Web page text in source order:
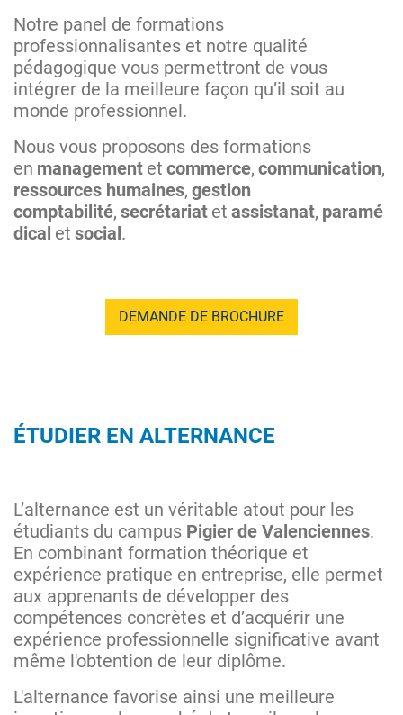
Notre panel de formations
professionnalisantes et notre qualité
pédagogique vous permettront de vous
intégrer de la meilleure façon qu’il soit au
monde professionnel.
Nous vous proposons des formations
en management et commerce, communication,
ressources humaines, gestion
comptabilité, secrétariat et assistanat, paramé
dical et social.
DEMANDE DE BROCHURE
ÉTUDIER EN ALTERNANCE
L’alternance est un véritable atout pour les
étudiants du campus Pigier de Valenciennes.
En combinant formation théorique et
expérience pratique en entreprise, elle permet
aux apprenants de développer des
compétences concrètes et d’acquérir une
expérience professionnelle significative avant
même l'obtention de leur diplôme.
L'alternance favorise ainsi une meilleure